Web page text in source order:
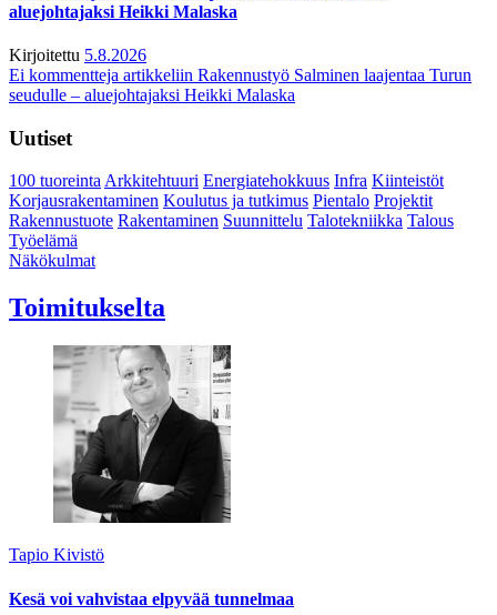
aluejohtajaksi Heikki Malaska
Kirjoitettu 5.8.2026
Ei kommentteja artikkeliin Rakennustyö Salminen laajentaa Turun
seudulle – aluejohtajaksi Heikki Malaska
Uutiset
100 tuoreintaArkkitehtuuri Energiatehokkuus Infra Kiinteistöt
Korjausrakentaminen Koulutus ja tutkimus Pientalo Projektit
Rakennustuote Rakentaminen Suunnittelu Talotekniikka Talous
Työelämä
Näkökulmat
Toimitukselta
Tapio Kivistö
Kesä voi vahvistaa elpyvää tunnelmaa